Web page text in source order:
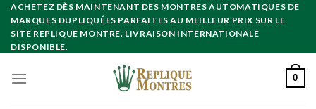
Skip
content
ACHETEZ DÈS MAINTENANT DES MONTRES AUTOMATIQUES DE
MARQUES DUPLIQUÉES PARFAITES AU MEILLEUR PRIX SUR LE
SITE REPLIQUE MONTRE. LIVRAISON INTERNATIONALE
DISPONIBLE.
0